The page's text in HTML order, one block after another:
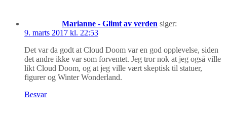
Marianne - Glimt av verden siger:
9. marts 2017 kl. 22:53
Det var da godt at Cloud Doom var en god opplevelse, siden
det andre ikke var som forventet. Jeg tror nok at jeg også ville
likt Cloud Doom, og at jeg ville vært skeptisk til statuer,
figurer og Winter Wonderland.
Besvar